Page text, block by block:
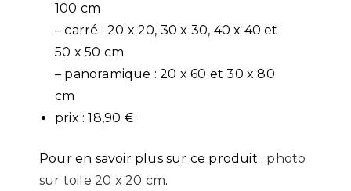
100 cm
– carré : 20 x 20, 30 x 30, 40 x 40 et
50 x 50 cm
– panoramique : 20 x 60 et 30 x 80
cm
prix : 18,90 €
Pour en savoir plus sur ce produit : photo
sur toile 20 x 20 cm.